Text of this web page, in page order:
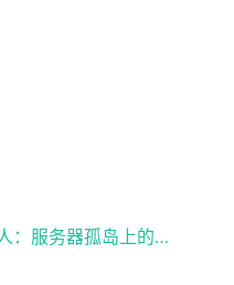
朝鲜宣布研发出美女AI机器人：服务器孤岛上的技术突围与现实困境